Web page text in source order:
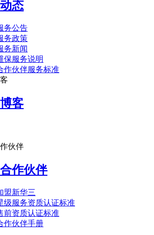
态
务公告
务政策
务新闻
保服务说明
作伙伴服务标准
客
伙伴
作伙伴
盟新华三
级服务资质认证标准
前资质认证标准
作伙伴手册